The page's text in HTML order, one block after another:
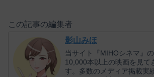
この記事の編集者
影山みほ
当サイト『MIHOシネマ』
10,000本以上の映画を見て
す。多数のメディア掲載実